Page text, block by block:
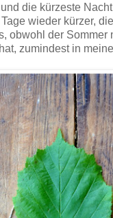
die kürzeste
wieder kürzer,
obwohl der Sommer
zumindest in